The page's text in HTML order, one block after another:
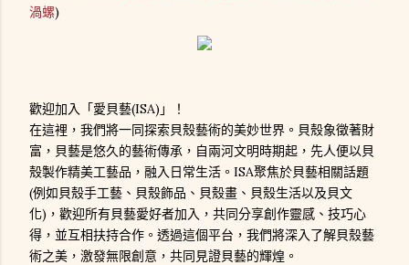
渦螺)
歡迎加入「愛貝藝(ISA)」！
在這裡，我們將一同探索貝殼藝術的美妙世界。貝殼象徵著財
富，貝藝是悠久的藝術傳承，自兩河文明時期起，先人便以貝
殼製作精美工藝品，融入日常生活。ISA聚焦於貝藝相關話題
(例如貝殼手工藝、貝殼飾品、貝殼畫、貝殼生活以及貝文
化)，歡迎所有貝藝愛好者加入，共同分享創作靈感、技巧心
得，並互相扶持合作。透過這個平台，我們將深入了解貝殼藝
術之美，激發無限創意，共同見證貝藝的輝煌。